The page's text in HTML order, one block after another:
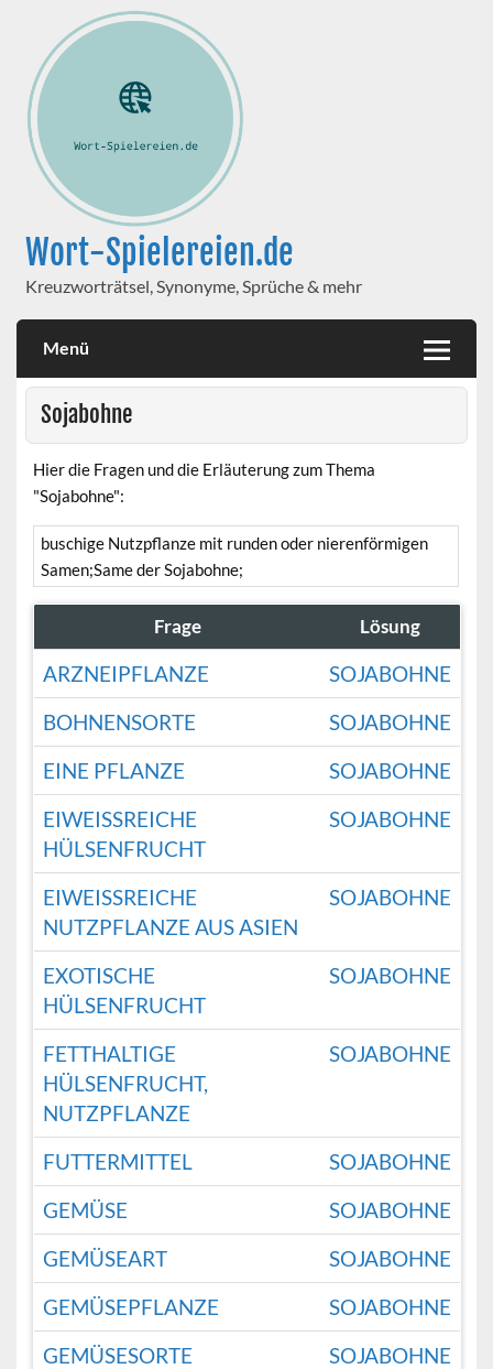
Wort-Spielereien.de
Kreuzworträtsel, Synonyme, Sprüche & mehr
Menü
Sojabohne
Hier die Fragen und die Erläuterung zum Thema
"Sojabohne":
buschige Nutzpflanze mit runden oder nierenförmigen
Samen;Same der Sojabohne;
Frage Lösung
ARZNEIPFLANZE
SOJABOHNE
BOHNENSORTE
SOJABOHNE
EINE PFLANZE
SOJABOHNE
EIWEISSREICHE H
ÜLSENFRUCHT
SOJABOHNE
EIWEISSREICHE N
UTZPFLANZE AUS ASIEN
SOJABOHNE
EXOTISCHE
HÜLSENFRUCHT
SOJABOHNE
FETTHALTIGE
HÜLSENFRUCHT,
NUTZPFLANZE
SOJABOHNE
FUTTERMITTEL
SOJABOHNE
GEMÜSE
SOJABOHNE
GEMÜSEART
SOJABOHNE
GEMÜSEPFLANZE
SOJABOHNE
GEMÜSESORTE
SOJABOHNE